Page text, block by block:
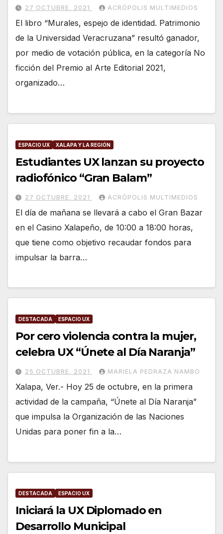
27 OCTUBRE, 2021 ACRÓPOLIS MULTIMEDIOS
El libro “Murales, espejo de identidad. Patrimonio
de la Universidad Veracruzana” resultó ganador,
por medio de votación pública, en la categoría No
ficción del Premio al Arte Editorial 2021,
organizado…
ESPACIO UX XALAPA Y LA REGIÓN
Estudiantes UX lanzan su proyecto
radiofónico “Gran Balam”
27 OCTUBRE, 2021 ACRÓPOLIS MULTIMEDIOS
El día de mañana se llevará a cabo el Gran Bazar
en el Casino Xalapeño, de 10:00 a 18:00 horas,
que tiene como objetivo recaudar fondos para
impulsar la barra…
DESTACADA ESPACIO UX
Por cero violencia contra la mujer,
celebra UX “Únete al Día Naranja”
25 OCTUBRE, 2021 MARIELA PEDRAZA NAMBO
Xalapa, Ver.- Hoy 25 de octubre, en la primera
actividad de la campaña, “Únete al Día Naranja”
que impulsa la Organización de las Naciones
Unidas para poner fin a la…
DESTACADA ESPACIO UX
Iniciará la UX Diplomado en
Desarrollo Municipal